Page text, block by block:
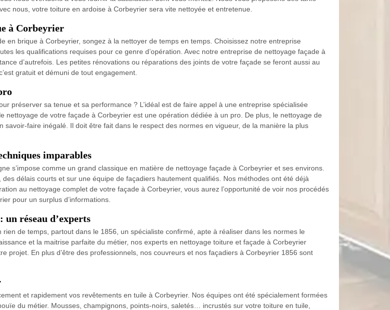
nous, votre toiture en ardoise à Corbeyrier sera vite nettoyée et entretenue.
à Corbeyrier
en brique à Corbeyrier, songez à la nettoyer de temps en temps. Choisissez notre entreprise
les qualifications requises pour ce genre d’opération. Avec notre entreprise de nettoyage façade à
d’autrefois. Les petites rénovations ou réparations des joints de votre façade se feront aussi au
gratuit et démuni de tout engagement.
préserver sa tenue et sa performance ? L’idéal est de faire appel à une entreprise spécialisée
nettoyage de votre façade à Corbeyrier est une opération dédiée à un pro. De plus, le nettoyage de
faire inégalé. Il doit être fait dans le respect des normes en vigueur, de la manière la plus
imparables
s’impose comme un grand classique en matière de nettoyage façade à Corbeyrier et ses environs.
délais courts et sur une équipe de façadiers hautement qualifiés. Nos méthodes ont été déjà
au nettoyage complet de votre façade à Corbeyrier, vous aurez l’opportunité de voir nos procédés
pour un surplus d’informations.
réseau d’experts
de temps, partout dans le 1856, un spécialiste confirmé, apte à réaliser dans les normes le
et la maitrise parfaite du métier, nos experts en nettoyage toiture et façade à Corbeyrier
projet. En plus d’être des professionnels, nos couvreurs et nos façadiers à Corbeyrier 1856 sont
et rapidement vos revêtements en tuile à Corbeyrier. Nos équipes ont été spécialement formées
du métier. Mousses, champignons, points-noirs, saletés… incrustés sur votre toiture en tuile,